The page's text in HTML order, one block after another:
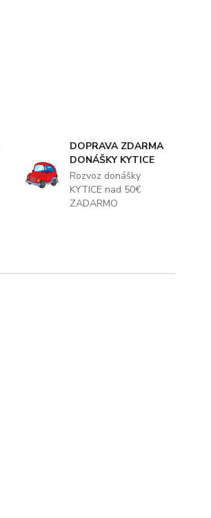
DOPRAVA ZDARMA
DONÁŠKY KYTICE
Rozvoz donášky
KYTICE nad 50€
ZADARMO